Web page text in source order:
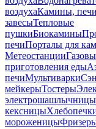
воздухаКамины,
завесыТепловые
пушкиБиокамины
печиПорталы для
Метеостанции
приготовления еды
печиМультиварки
мейкерыТостеры
электрошашлычницы
кексницы
мороженицы